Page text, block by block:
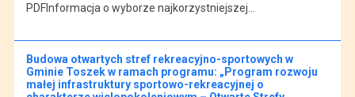
PDFInformacja o wyborze najkorzystniejszej…
Budowa otwartych stref rekreacyjno-sportowych w
Gminie Toszek w ramach programu: „Program rozwoju
małej infrastruktury sportowo-rekreacyjnej o